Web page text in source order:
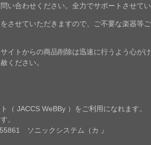
い合わせください。全力でサポートさせてい
させていただきますので、ご不要な楽器等
イトからの商品削除は迅速に行うよう心が
ください。
JACCS WeBBy ）をご利用になれます。
。
ソニックシステム（カ 』